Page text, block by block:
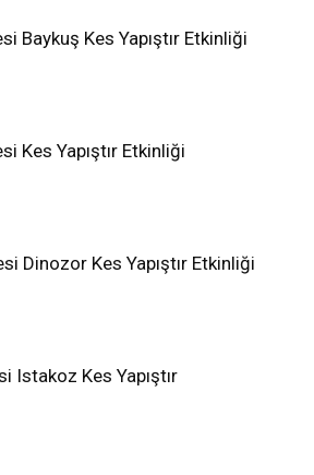
Baykuş Kes Yapıştır Etkinliği
Kes Yapıştır Etkinliği
Dinozor Kes Yapıştır Etkinliği
Istakoz Kes Yapıştır